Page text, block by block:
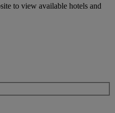
to view available hotels and